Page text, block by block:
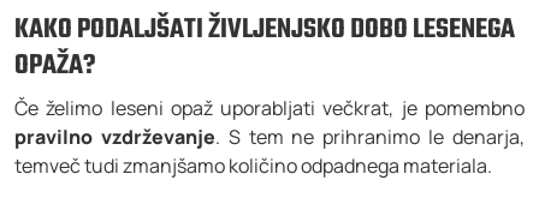
KAKO PODALJŠATI ŽIVLJENJSKO DOBO LESENEGA
OPAŽA?
Če želimo leseni opaž uporabljati večkrat, je pomembno
pravilno vzdrževanje. S tem ne prihranimo le denarja,
temveč tudi zmanjšamo količino odpadnega materiala.